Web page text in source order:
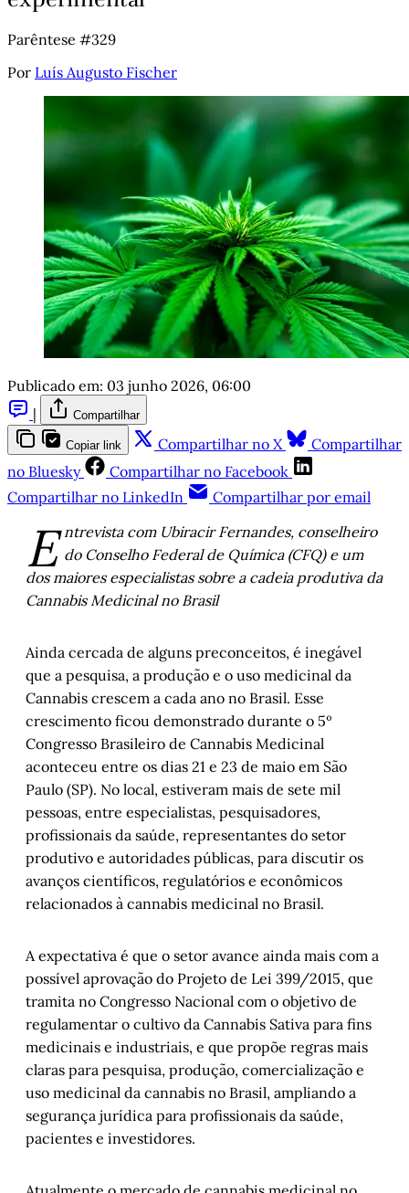
Parêntese #329
Por Luís Augusto Fischer
Publicado em: 03 junho 2026, 06:00
|
Compartilhar
Copiar link Compartilhar no X
Compartilhar
no Bluesky
Compartilhar no Facebook
Compartilhar no LinkedIn
Compartilhar por email
E ntrevista com Ubiracir Fernandes, conselheiro
do Conselho Federal de Química (CFQ) e um
dos maiores especialistas sobre a cadeia produtiva da
Cannabis Medicinal no Brasil
Ainda cercada de alguns preconceitos, é inegável
que a pesquisa, a produção e o uso medicinal da
Cannabis crescem a cada ano no Brasil. Esse
crescimento ficou demonstrado durante o 5º
Congresso Brasileiro de Cannabis Medicinal
aconteceu entre os dias 21 e 23 de maio em São
Paulo (SP). No local, estiveram mais de sete mil
pessoas, entre especialistas, pesquisadores,
profissionais da saúde, representantes do setor
produtivo e autoridades públicas, para discutir os
avanços científicos, regulatórios e econômicos
relacionados à cannabis medicinal no Brasil.
A expectativa é que o setor avance ainda mais com a
possível aprovação do Projeto de Lei 399/2015, que
tramita no Congresso Nacional com o objetivo de
regulamentar o cultivo da Cannabis Sativa para fins
medicinais e industriais, e que propõe regras mais
claras para pesquisa, produção, comercialização e
uso medicinal da cannabis no Brasil, ampliando a
segurança jurídica para profissionais da saúde,
pacientes e investidores.